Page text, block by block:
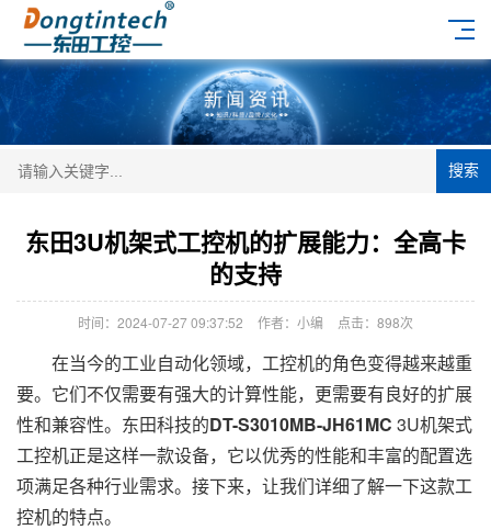
搜索
东田3U机架式工控机的扩展能力：全高卡
的支持
时间：2024-07-27 09:37:52 作者：小编 点击： 898次
在当今的工业自动化领域，工控机的角色变得越来越重
要。它们不仅需要有强大的计算性能，更需要有良好的扩展
性和兼容性。东田科技的DT-S3010MB-JH61MC 3U机架式
工控机正是这样一款设备，它以优秀的性能和丰富的配置选
项满足各种行业需求。接下来，让我们详细了解一下这款工
控机的特点。